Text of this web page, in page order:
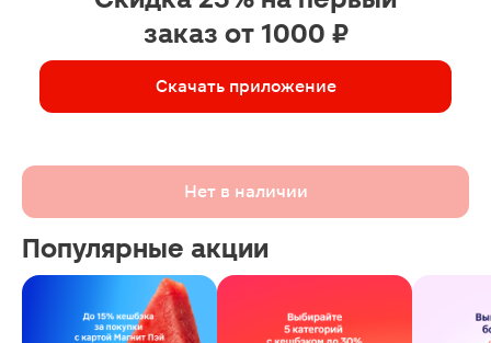
заказ от 1000 ₽
Скачать приложение
Нет в наличии
Популярные акции